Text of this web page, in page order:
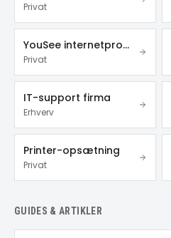
Privat
YouSee internetproblemer
Privat
IT-support firma
Erhverv
Printer-opsætning
Privat
GUIDES & ARTIKLER